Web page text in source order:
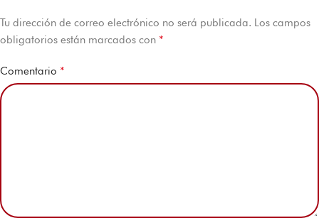
Tu dirección de correo electrónico no será publicada. Los campos
obligatorios están marcados con *
Comentario *